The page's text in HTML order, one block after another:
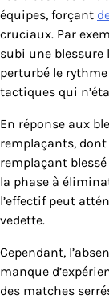
équipes, forçant
cruciaux. Par
subi une blessure
perturbé le
tactiques qui
En réponse aux
remplaçants,
remplaçant
la phase à
l’effectif peut
vedette.
Cependant,
manque
des matches